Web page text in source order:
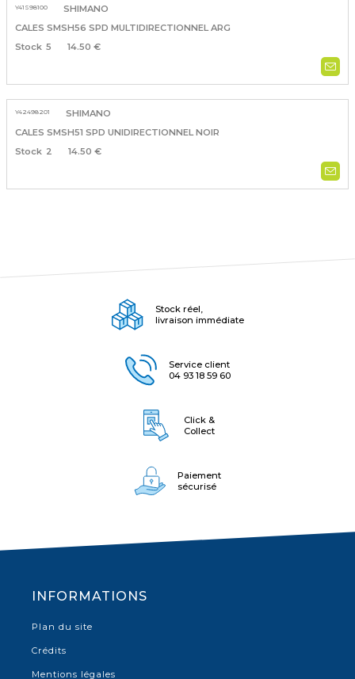
Y41S98100
SHIMANO
CALES SMSH56 SPD MULTIDIRECTIONNEL ARG
5
14.50 €
Y42498201
SHIMANO
CALES SMSH51 SPD UNIDIRECTIONNEL NOIR
2
14.50 €
Stock réel,
livraison immédiate
Service client
04 93 18 59 60
Click &
Collect
Paiement
sécurisé
INFORMATIONS
Plan du site
Crédits
Mentions légales